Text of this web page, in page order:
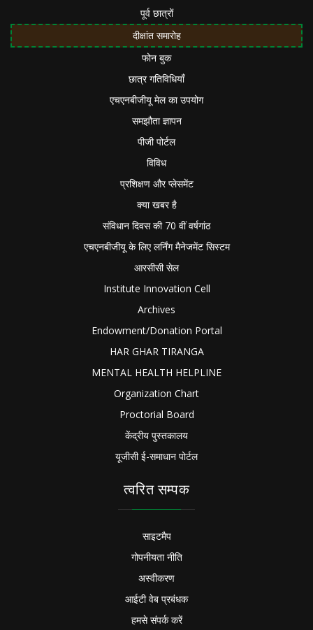
पूर्व छात्रों
दीक्षांत समारोह
फोन बुक
छात्र गतिविधियाँ
एचएनबीजीयू मेल का उपयोग
समझौता ज्ञापन
पीजी पोर्टल
विविध
प्रशिक्षण और प्लेसमेंट
क्या खबर है
संविधान दिवस की 70 वीं वर्षगांठ
एचएनबीजीयू के लिए लर्निंग मैनेजमेंट सिस्टम
आरसीसी सेल
Institute Innovation Cell
Archives
Endowment/Donation Portal
HAR GHAR TIRANGA
MENTAL HEALTH HELPLINE
Organization Chart
Proctorial Board
केंद्रीय पुस्तकालय
यूजीसी ई-समाधान पोर्टल
त्वरित सम्पक
साइटमैप
गोपनीयता नीति
अस्वीकरण
आईटी वेब प्रबंधक
हमसे संपर्क करें